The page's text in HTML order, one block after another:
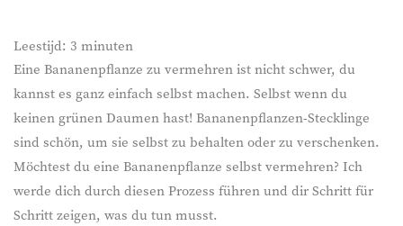
Leestijd: 3 minuten
Eine Bananenpflanze zu vermehren ist nicht schwer, du
kannst es ganz einfach selbst machen. Selbst wenn du
keinen grünen Daumen hast! Bananenpflanzen-Stecklinge
sind schön, um sie selbst zu behalten oder zu verschenken.
Möchtest du eine Bananenpflanze selbst vermehren? Ich
werde dich durch diesen Prozess führen und dir Schritt für
Schritt zeigen, was du tun musst.